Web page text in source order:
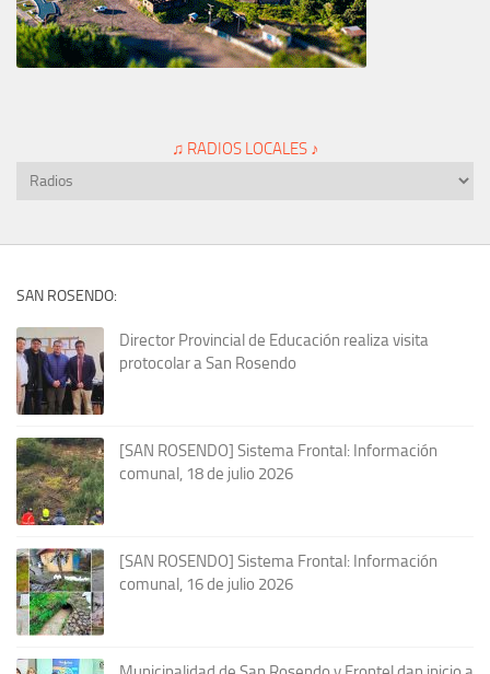
♫ RADIOS LOCALES ♪
SAN ROSENDO:
Director Provincial de Educación realiza visita
protocolar a San Rosendo
[SAN ROSENDO] Sistema Frontal: Información
comunal, 18 de julio 2026
[SAN ROSENDO] Sistema Frontal: Información
comunal, 16 de julio 2026